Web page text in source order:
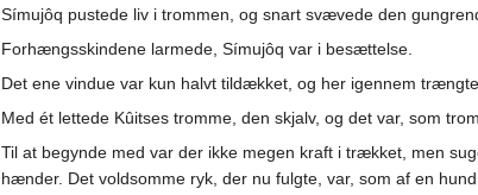
Símujôq pustede liv i trommen, og snart svævede den
Forhængsskindene larmede, Símujôq var i besættelse.
Det ene vindue var kun halvt tildækket, og her igennem
Med ét lettede Kûitses tromme, den skjalv, og det var, som
Til at begynde med var der ikke megen kraft i trækket, men
hænder. Det voldsomme ryk, der nu fulgte, var, som af en